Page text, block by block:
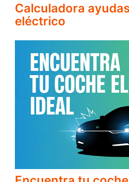
Calculadora
eléctrico